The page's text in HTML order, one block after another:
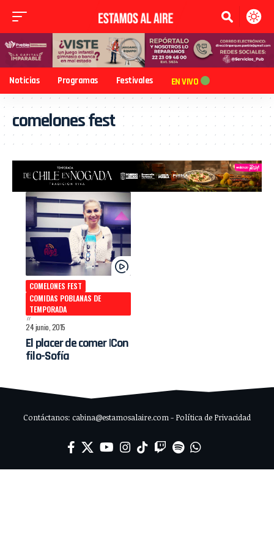
Noticias Programas Festivales EN VIVO
comelones fest
COMELONES FEST
COMIDAS POBLANAS DE
TEMPORADA
24 junio, 2015
El placer de comer |Con
filo-Sofía
Contáctanos: cabina@estamosalaire.com - Política de Privacidad